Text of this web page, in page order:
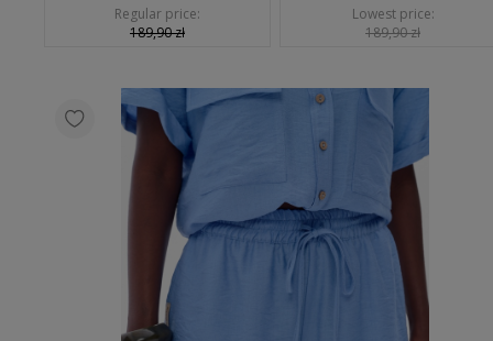
Regular price:
189,90 zł
Lowest price:
189,90 zł